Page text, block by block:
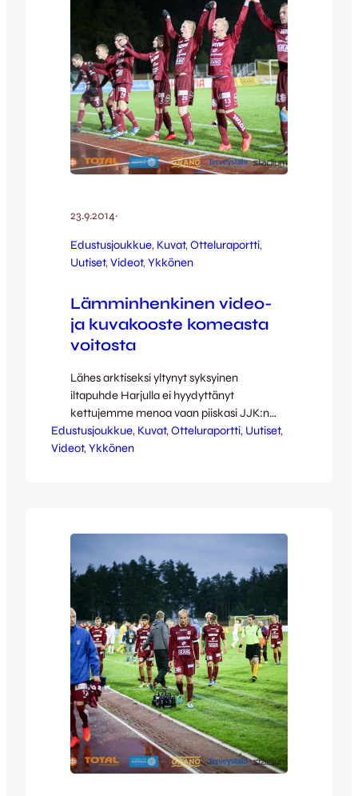
23.9.2014·
Edustusjoukkue, Kuvat, Otteluraportti
Uutiset, Videot, Ykkönen
Lämminhenkinen video-
ja kuvakooste komeasta
voitosta
Lähes arktiseksi yltynyt syksyinen
iltapuhde Harjulla ei hyydyttänyt
kettujemme menoa vaan piiskasi JJK:n
upeaan murskavoittoon lukemin 4-1.
Lämmitä mieltäsi sekä sydäntäsi näillä
monsuunista: [youtube id=”uACxvFtuPHY”
width=”640″ height=”360″] JJK jatkaa
pelejään Ykkösessä sunnuntaina
vierasreissulla Vantaalle. Upea
jalkapallokausi…
Edustusjoukkue, Kuvat, Otteluraportti, Uutiset
Videot, Ykkönen